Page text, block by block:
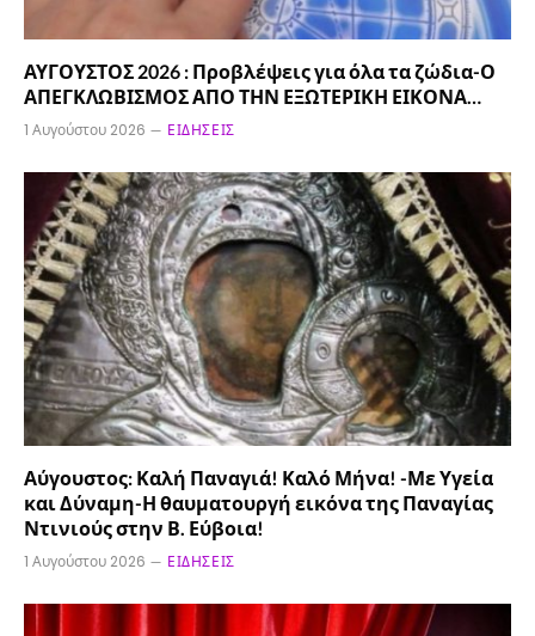
ΑΥΓΟΥΣΤΟΣ 2026 : Προβλέψεις για όλα τα ζώδια-Ο
ΑΠΕΓΚΛΩΒΙΣΜΟΣ ΑΠΟ ΤΗΝ ΕΞΩΤΕΡΙΚΗ ΕΙΚΟΝΑ…
1 Αυγούστου 2026 ΕΙΔΉΣΕΙΣ
Αύγουστος: Καλή Παναγιά! Καλό Μήνα! -Με Υγεία
και Δύναμη-Η θαυματουργή εικόνα της Παναγίας
Ντινιούς στην Β. Εύβοια!
1 Αυγούστου 2026 ΕΙΔΉΣΕΙΣ